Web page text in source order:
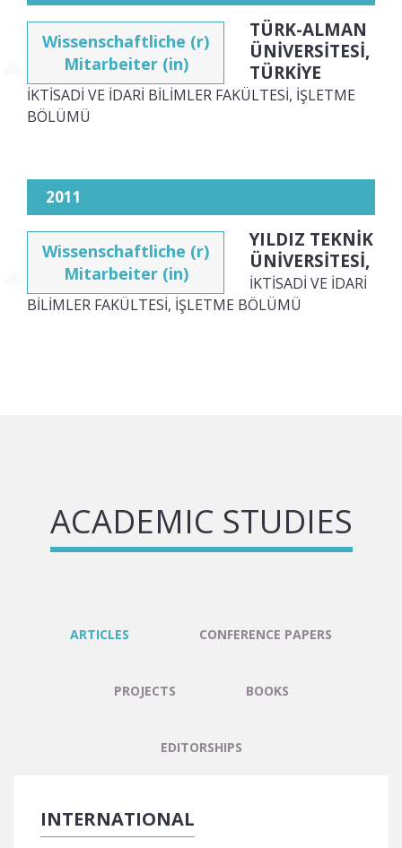
Wissenschaftliche (r)
Mitarbeiter (in)
TÜRK-ALMAN
ÜNİVERSİTESİ,
TÜRKİYE
İKTİSADİ VE İDARİ BİLİMLER FAKÜLTESİ, İŞLETME
BÖLÜMÜ
2011
Wissenschaftliche (r)
Mitarbeiter (in)
YILDIZ TEKNİK
ÜNİVERSİTESİ,
İKTİSADİ VE İDARİ
BİLİMLER FAKÜLTESİ, İŞLETME BÖLÜMÜ
ACADEMIC STUDIES
ARTICLES CONFERENCE PAPERS
PROJECTS BOOKS
EDITORSHIPS
INTERNATIONAL